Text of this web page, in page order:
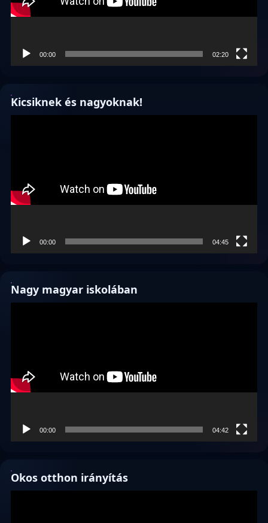
00:00 02:20
Kicsiknek és nagyoknak!
00:00 04:45
Nagy magyar iskolában
00:00 04:42
Okos otthon irányítás